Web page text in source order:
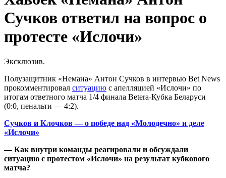
Сучков ответил на вопрос о
протесте «Ислочи»
Эксклюзив.
Полузащитник «Немана» Антон Сучков в интервью Bet News
прокомментировал ситуацию с апелляцией «Ислочи» по
итогам ответного матча 1/4 финала Betera-Кубка Беларуси
(0:0, пенальти — 4:2).
Сучков и Клочков — о победе над «Молодечно» и деле
«Ислочи»
— Как внутри команды реагировали и обсуждали
ситуацию с протестом «Ислочи» на результат кубкового
матча?